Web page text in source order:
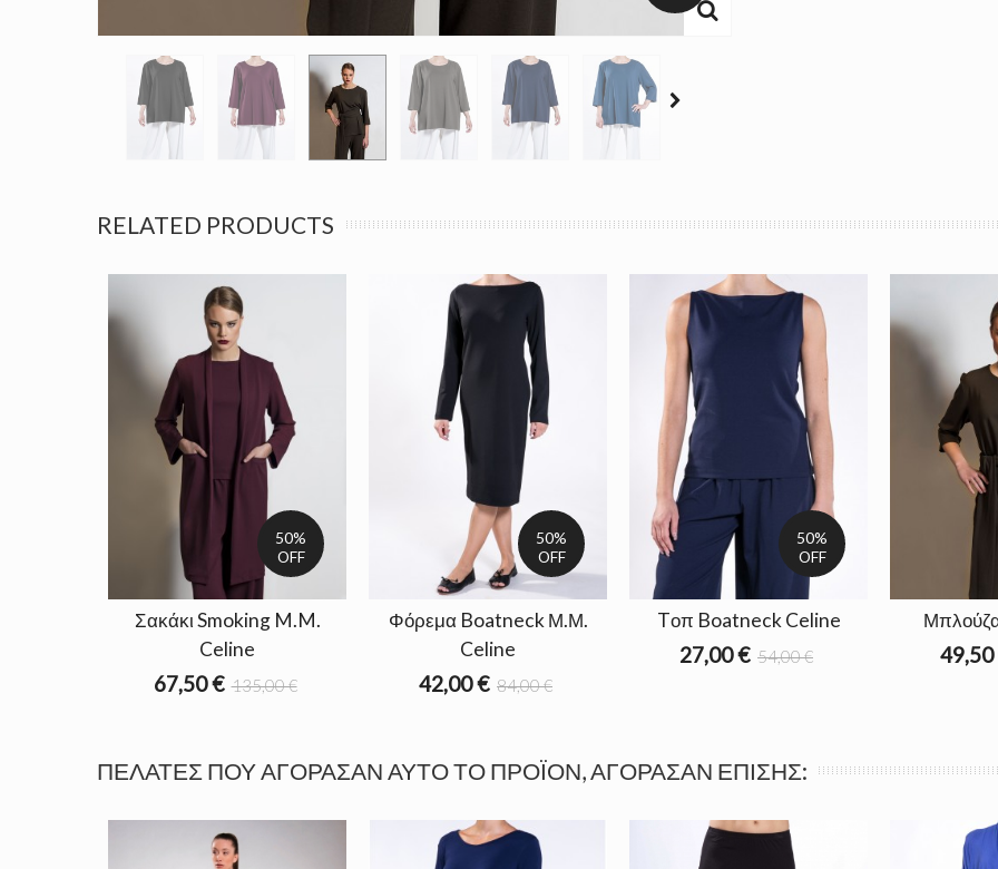
RELATED PRODUCTS
50%
OFF
Σακάκι Smoking M.M.
Celine
67,50 € 135,00 €
50%
OFF
Φόρεμα Boatneck Μ.Μ.
Celine
42,00 € 84,00 €
50%
OFF
Tοπ Boatneck Celine
27,00 € 54,00 € 49,50
ΠΕΛΆΤΕΣ ΠΟΥ ΑΓΌΡΑΣΑΝ ΑΥΤΌ ΤΟ ΠΡΟΪΌΝ, ΑΓΌΡΑΣΑΝ ΕΠΊΣΗΣ: